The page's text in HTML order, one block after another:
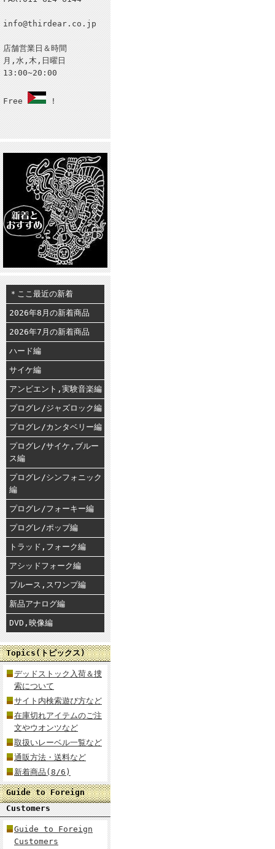
info@thirdear.co.jp
店舗営業日＆時間
月,水,木,日曜日
13:00~20:00
Free !
＊ここ最近の新着
2026年8月の新着商品
2026年7月の新着商品
ハード編
サイケ編
アンビエント,実験音楽編
プログレ/ジャズロック編
プログレ/カンタベリー編
プログレ/サイケ,ブルー
ス編
プログレ/シンフォニック
編
プログレ/フォーキー編
プログレ/ポップ編
トラッド,フォーク編
アシッドフォーク編
ブルース,スワンプ編
新品アナログ編
DVD,映像編
Topics(トピックス)
デッドストック入荷＆捜
索について
サイト内検索遊び方など
在庫切れアイテムのご注
文やウオンツなど
取扱いレーベル一覧など
通販方法・送料など
新着商品(8/6)
Guide to Foreign
Customers
Guide to Foreign
Customers